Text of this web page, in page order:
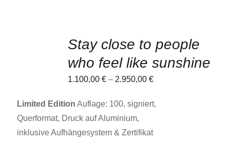
AUSFÜHRUNG
PRODUKT
MEHRERE
AUF.
OPTIONEN
KÖNNEN
Stay close to people
who feel like sunshine
1.100,00€ – 2.950,00€
Limited Edition Auflage: 100, signiert,
Querformat, Druck auf Aluminium,
inklusive Aufhängesystem & Zertifikat